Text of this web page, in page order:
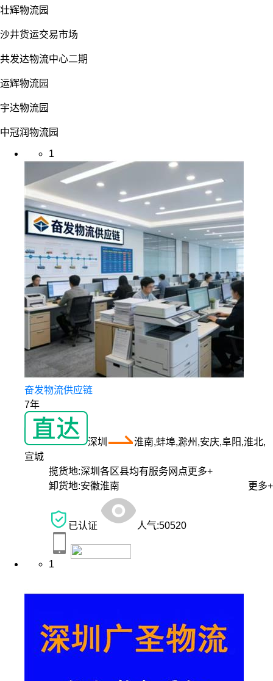
壮辉物流园
沙井货运交易市场
共发达物流中心二期
运辉物流园
宇达物流园
中冠润物流园
1
奋发物流供应链
7年
深圳
淮南,蚌埠,滁州,安庆,阜阳,淮北,
宣城
揽货地:深圳各区县均有服务网点更多+
卸货地:安徽淮南 更多+
已认证 人气:50520
1